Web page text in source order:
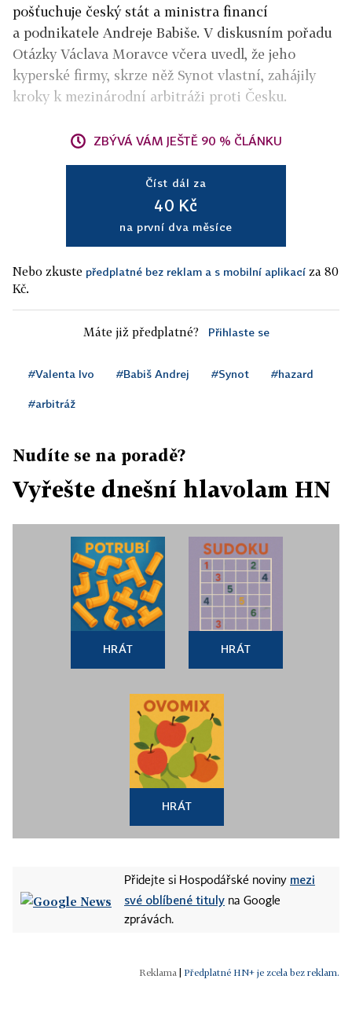
pošťuchuje český stát a ministra financí
a podnikatele Andreje Babiše. V diskusním pořadu
Otázky Václava Moravce včera uvedl, že jeho
kyperské firmy, skrze něž Synot vlastní, zahájily
kroky k mezinárodní arbitráži proti Česku.
ZBÝVÁ VÁM JEŠTĚ 90 % ČLÁNKU
Číst dál za
40 Kč
na první dva měsíce
Nebo zkuste předplatné bez reklam a s mobilní aplikací za 80
Kč.
Máte již předplatné? Přihlaste se
#Valenta Ivo #Babiš Andrej #Synot #hazard
#arbitráž
Nudíte se na poradě?
Vyřešte dnešní hlavolam HN
HRÁT HRÁT
HRÁT
Přidejte si Hospodářské noviny mezi
své oblíbené tituly na Google
zprávách.
Předplatné HN+ je zcela bez reklam.